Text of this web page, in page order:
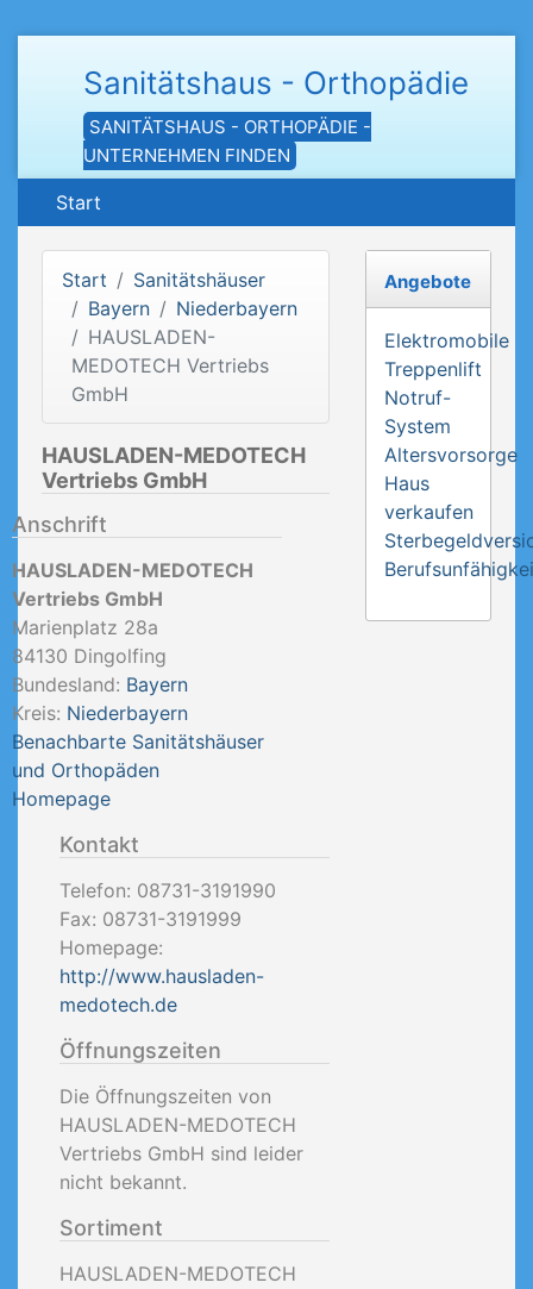
Sanitätshaus - Orthopädie
SANITÄTSHAUS - ORTHOPÄDIE -
UNTERNEHMEN FINDEN
Start
Start
Sanitätshäuser
Bayern
Niederbayern
HAUSLADEN-
MEDOTECH Vertriebs
GmbH
HAUSLADEN-MEDOTECH
Vertriebs GmbH
Anschrift
HAUSLADEN-MEDOTECH
Vertriebs GmbH
Marienplatz 28a
84130 Dingolfing
Bundesland: Bayern
Kreis: Niederbayern
Benachbarte Sanitätshäuser
und Orthopäden
Homepage
Kontakt
Telefon: 08731-3191990
Fax: 08731-3191999
Homepage:
http://www.hausladen-
medotech.de
Öffnungszeiten
Die Öffnungszeiten von
HAUSLADEN-MEDOTECH
Vertriebs GmbH sind leider
nicht bekannt.
Sortiment
HAUSLADEN-MEDOTECH
Angebote
Elektromobile
Treppenlift
Notruf-
System
Altersvorsorge
Haus
verkaufen